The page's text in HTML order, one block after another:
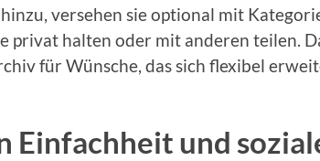
versehen sie optional mit
privat halten oder mit anderen teilen.
für Wünsche, das sich flexibel
Einfachheit und